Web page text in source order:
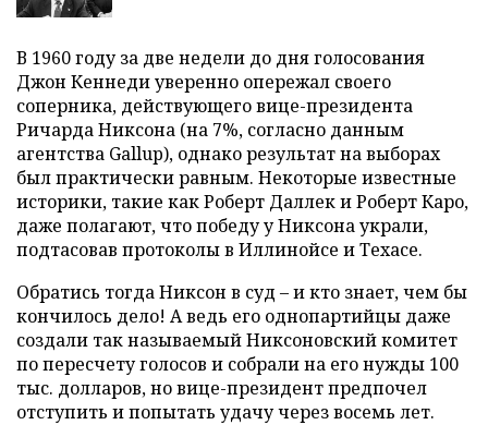
В 1960 году за две недели до дня голосования
Джон Кеннеди уверенно опережал своего
соперника, действующего вице-президента
Ричарда Никсона (на 7%, согласно данным
агентства Gallup), однако результат на выборах
был практически равным. Некоторые известные
историки, такие как Роберт Даллек и Роберт Каро,
даже полагают, что победу у Никсона украли,
подтасовав протоколы в Иллинойсе и Техасе.
Обратись тогда Никсон в суд – и кто знает, чем бы
кончилось дело! А ведь его однопартийцы даже
создали так называемый Никсоновский комитет
по пересчету голосов и собрали на его нужды 100
тыс. долларов, но вице-президент предпочел
отступить и попытать удачу через восемь лет.